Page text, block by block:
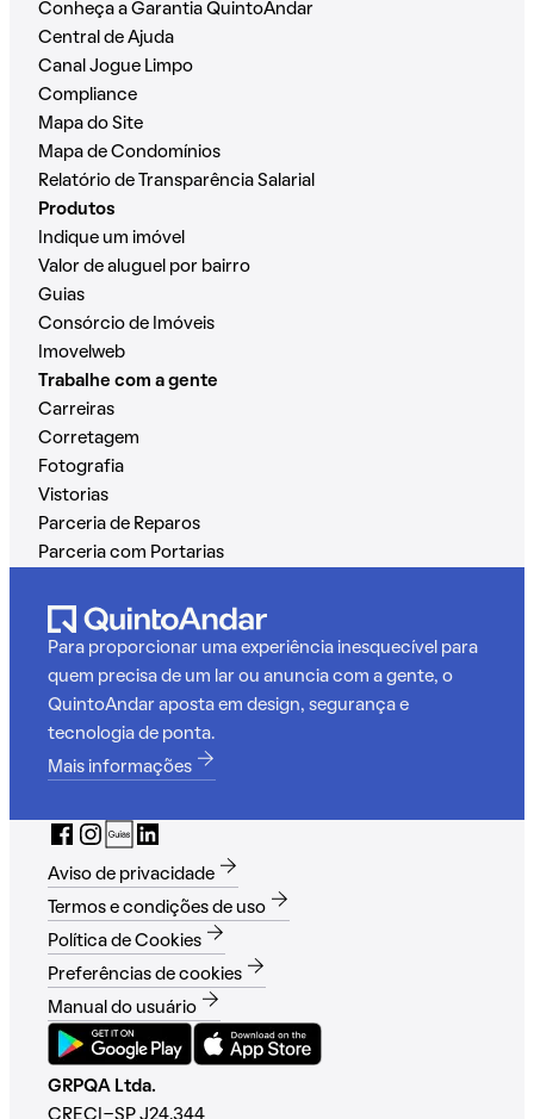
Conheça a Garantia QuintoAndar
Central de Ajuda
Canal Jogue Limpo
Compliance
Mapa do Site
Mapa de Condomínios
Relatório de Transparência Salarial
Produtos
Indique um imóvel
Valor de aluguel por bairro
Guias
Consórcio de Imóveis
Imovelweb
Trabalhe com a gente
Carreiras
Corretagem
Fotografia
Vistorias
Parceria de Reparos
Parceria com Portarias
Para proporcionar uma experiência inesquecível para
quem precisa de um lar ou anuncia com a gente, o
QuintoAndar aposta em design, segurança e
tecnologia de ponta.
Mais informações
Aviso de privacidade
Termos e condições de uso
Política de Cookies
Preferências de cookies
Manual do usuário
GRPQA Ltda.